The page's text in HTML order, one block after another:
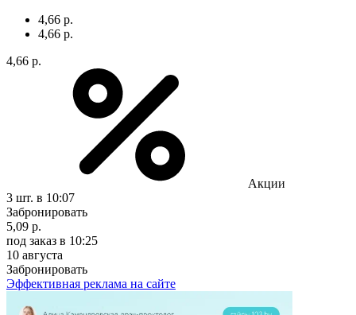
4,66 р.
4,66 р.
4,66 р.
Акции
3 шт. в 10:07
Забронировать
5,09 р.
под заказ в 10:25
10 августа
Забронировать
Эффективная реклама на сайте